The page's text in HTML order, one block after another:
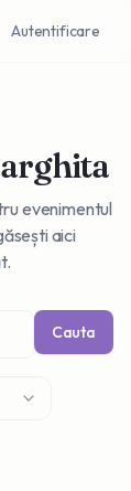
Autentificare
evenimentul
aici
Cauta